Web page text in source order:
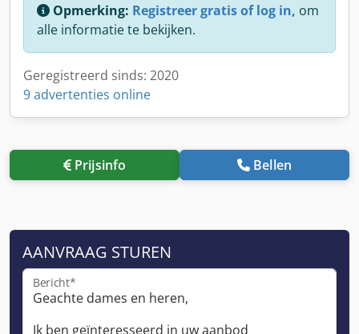
Opmerking: Registreer gratis of log in, om
alle informatie te bekijken.
Geregistreerd sinds: 2020
9 advertenties online
Prijsinfo Bellen
AANVRAAG STUREN
Bericht*